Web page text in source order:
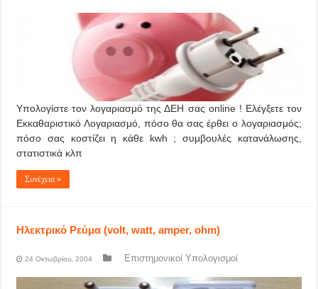
Υπολογίστε τον λογαριασμό της ΔΕΗ σας online ! Ελέγξετε τον
Εκκαθαριστικό Λογαριασμό, πόσο θα σας έρθει ο λογαριασμός;
πόσο σας κοστίζει η κάθε kwh ; συμβουλές κατανάλωσης,
στατιστικά κλπ
Συνέχεια »
Ηλεκτρικό Ρεύμα (volt, watt, amper, ohm)
24 Οκτωβρίου, 2004 Επιστημονικοί Υπολογισμοί